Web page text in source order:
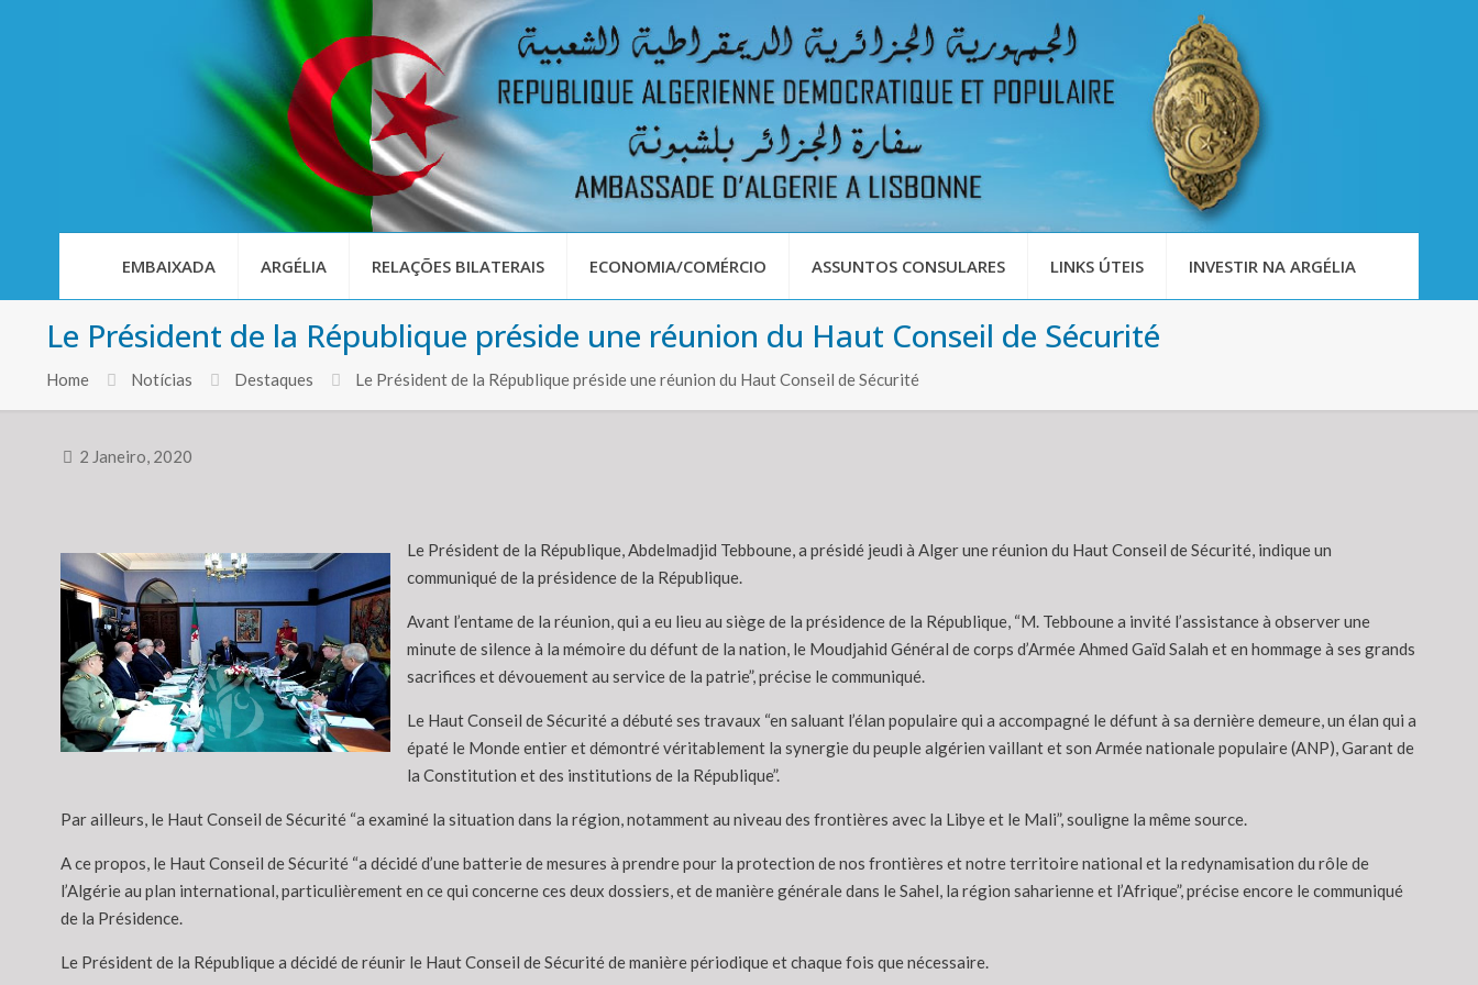
EMBAIXADA ARGÉLIA RELAÇÕES BILATERAIS ECONOMIA/COMÉRCIO ASSUNTOS CONSULARES LINKS ÚTEIS INVESTIR NA ARGÉLIA
Le Président de la République préside une réunion du Haut Conseil de Sécurité
Home Notícias Destaques Le Président de la République préside une réunion du Haut Conseil de Sécurité
2 Janeiro, 2020
Le Président de la République, Abdelmadjid Tebboune, a présidé jeudi à Alger une réunion du Haut Conseil de Sécurité, indique un
communiqué de la présidence de la République.
Avant l’entame de la réunion, qui a eu lieu au siège de la présidence de la République, “M. Tebboune a invité l’assistance à observer une
minute de silence à la mémoire du défunt de la nation, le Moudjahid Général de corps d’Armée Ahmed Gaïd Salah et en hommage à ses grands
sacrifices et dévouement au service de la patrie”, précise le communiqué.
Le Haut Conseil de Sécurité a débuté ses travaux “en saluant l’élan populaire qui a accompagné le défunt à sa dernière demeure, un élan qui a
épaté le Monde entier et démontré véritablement la synergie du peuple algérien vaillant et son Armée nationale populaire (ANP), Garant de
la Constitution et des institutions de la République”.
Par ailleurs, le Haut Conseil de Sécurité “a examiné la situation dans la région, notamment au niveau des frontières avec la Libye et le Mali”, souligne la même source.
A ce propos, le Haut Conseil de Sécurité “a décidé d’une batterie de mesures à prendre pour la protection de nos frontières et notre territoire national et la redynamisation du rôle de
l’Algérie au plan international, particulièrement en ce qui concerne ces deux dossiers, et de manière générale dans le Sahel, la région saharienne et l’Afrique”, précise encore le communiqué
de la Présidence.
Le Président de la République a décidé de réunir le Haut Conseil de Sécurité de manière périodique et chaque fois que nécessaire.